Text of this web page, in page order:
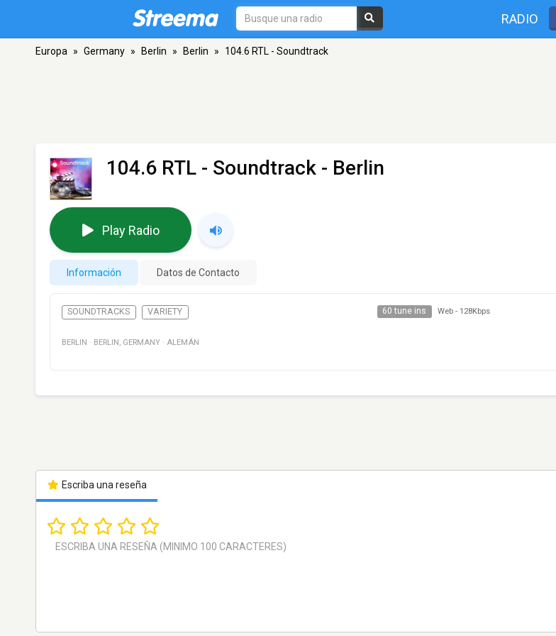
RADIO
Europa » Germany » Berlin » Berlin » 104.6 RTL - Soundtrack
104.6 RTL - Soundtrack - Berlin
Play Radio
Información Datos de Contacto
SOUNDTRACKS VARIETY 60 tune ins Web - 128Kbps
BERLIN · BERLIN , GERMANY · ALEMÁN
Escriba una reseña